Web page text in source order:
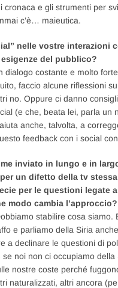
cronaca e gli strumenti per
c’è… maieutica.
nelle vostre
del pubblico?
dialogo costante e molto
faccio alcune riflessioni
no. Oppure ci danno
(e che, beata lei, parla
anche, talvolta, a
feedback con i social
inviato in lungo e in
un difetto della tv
per le questioni legate
modo cambia l’approccio?
stabilire cosa
e parliamo della Siria
a declinare le questioni di
noi non ci occupiamo
nostre coste perché
naturalizzati, altri ancora